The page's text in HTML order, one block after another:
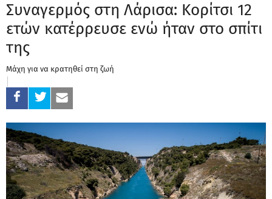
Συναγερμός στη Λάρισα: Κορίτσι 12
ετών κατέρρευσε ενώ ήταν στο σπίτι
της
Μάχη για να κρατηθεί στη ζωή